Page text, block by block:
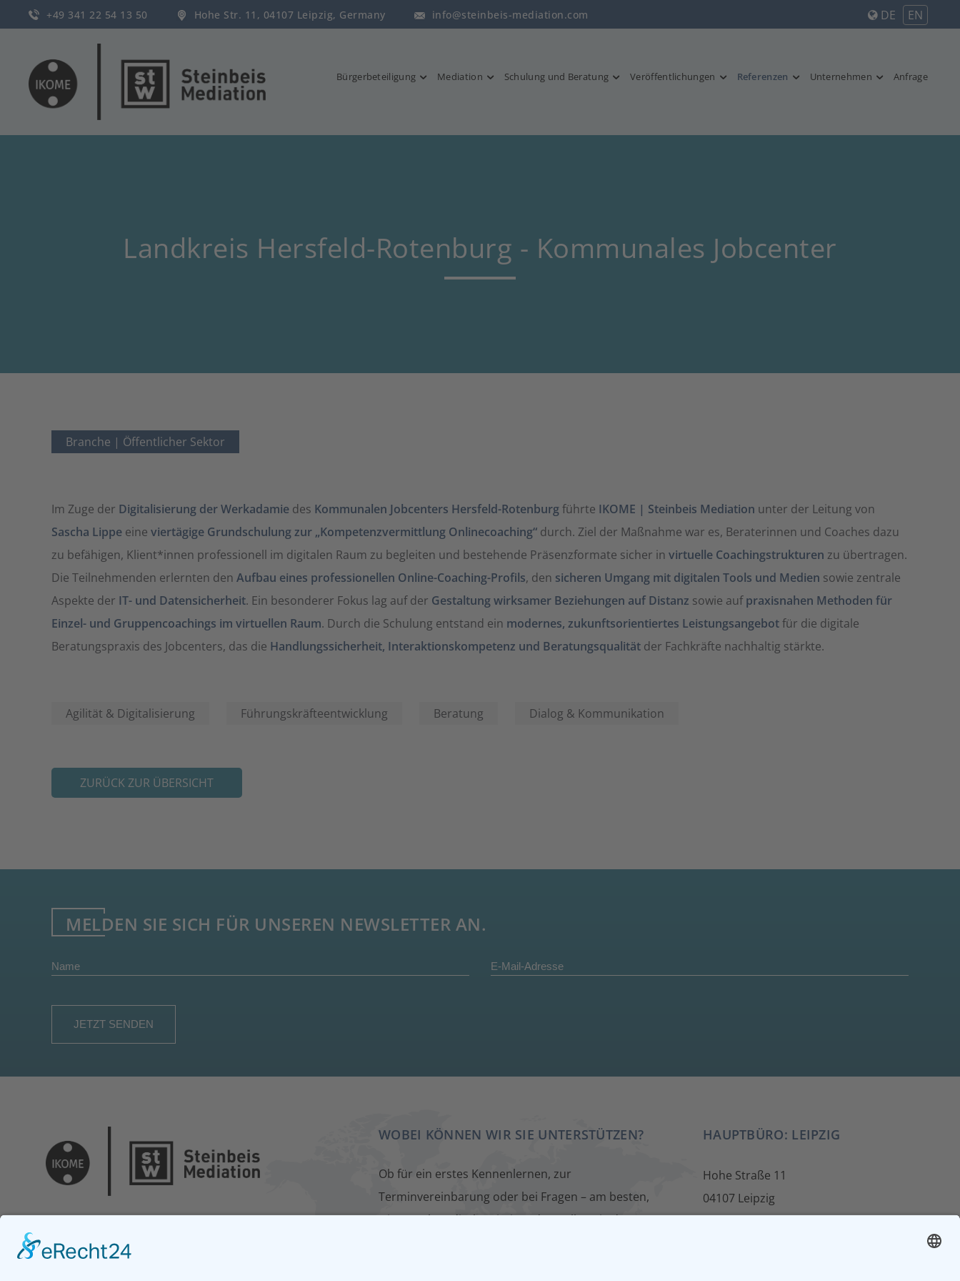
+49 341 22 54 13 50 Hohe Str. 11, 04107 Leipzig, Germany info@steinbeis-mediation.com DE EN
Bürgerbeteiligung Mediation Schulung und Beratung Veröffentlichungen Referenzen Unternehmen Anfrage
Landkreis Hersfeld-Rotenburg - Kommunales Jobcenter
Branche | Öffentlicher Sektor
Im Zuge der Digitalisierung der Werkadamie des Kommunalen Jobcenters Hersfeld-Rotenburgführte IKOME | Steinbeis Mediation unter der Leitung von
Sascha Lippe eine viertägige Grundschulung zur „Kompetenzvermittlung Onlinecoaching“ durch. Ziel der Maßnahme war es, Beraterinnen und Coaches dazu
zu befähigen, Klient*innen professionell im digitalen Raum zu begleiten und bestehende Präsenzformate sicher in virtuelle Coachingstrukturen zu übertragen.
Die Teilnehmenden erlernten den Aufbau eines professionellen Online-Coaching-Profils, den sicheren Umgang mit digitalen Tools und Medien sowie zentrale
Aspekte der IT- und Datensicherheit. Ein besonderer Fokus lag auf der Gestaltung wirksamer Beziehungen auf Distanz sowie aufpraxisnahen Methoden für
Einzel- und Gruppencoachings im virtuellen Raum. Durch die Schulung entstand ein modernes, zukunftsorientiertes Leistungsangebotfür die digitale
Beratungspraxis des Jobcenters, das die Handlungssicherheit, Interaktionskompetenz und Beratungsqualität der Fachkräfte nachhaltig stärkte.
Agilität & Digitalisierung Führungskräfteentwicklung Beratung Dialog & Kommunikation
ZURÜCK ZUR ÜBERSICHT
MELDEN SIE SICH FÜR UNSEREN NEWSLETTER AN.
WOBEI KÖNNEN WIR SIE UNTERSTÜTZEN?
Ob für ein erstes Kennenlernen, zur
Terminvereinbarung oder bei Fragen – am besten,
wir sprechen direkt miteinander. Füllen Sie dazu
HAUPTBÜRO: LEIPZIG
Hohe Straße 11
04107 Leipzig